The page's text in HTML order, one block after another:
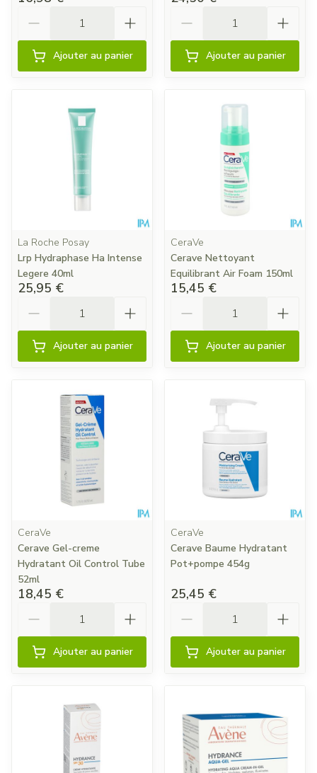
Ajouter au panier Ajouter au panier
La Roche Posay
Lrp Hydraphase Ha Intense
Legere 40ml
25,95 €
Ajouter au panier
CeraVe
Cerave Nettoyant
Equilibrant Air Foam 150ml
15,45 €
Ajouter au panier
CeraVe
Cerave Gel-creme
Hydratant Oil Control Tube
52ml
18,45 €
Ajouter au panier
CeraVe
Cerave Baume Hydratant
Pot+pompe 454g
25,45 €
Ajouter au panier